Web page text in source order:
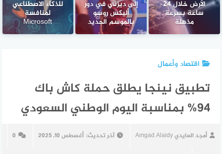
الأرض خلال 24
ساعة بسرعة
مذهلة
إلى ديزني في دور
أليكس روسو
بالموسم الجديد
للذكاء الاصطناعي
لمنافسة
Microsoft
اقتصاد وأعمال
تطبيق نينجا يطلق حملة كاش باك
94% بمناسبة اليوم الوطني السعودي
أمجد العايدي Amgad Alaidy آخر تحديث: أغسطس 10, 2025 0